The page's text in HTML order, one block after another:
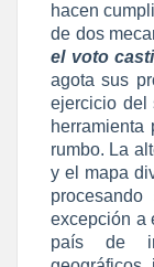
hacen
de dos
el voto
agota sus
ejercicio del
rumbo. La
y el mapa
excepción a
país de